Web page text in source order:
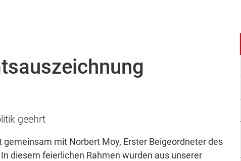
geehrt
mit Norbert Moy, Erster Beigeordneter des
diesem feierlichen Rahmen wurden aus unserer